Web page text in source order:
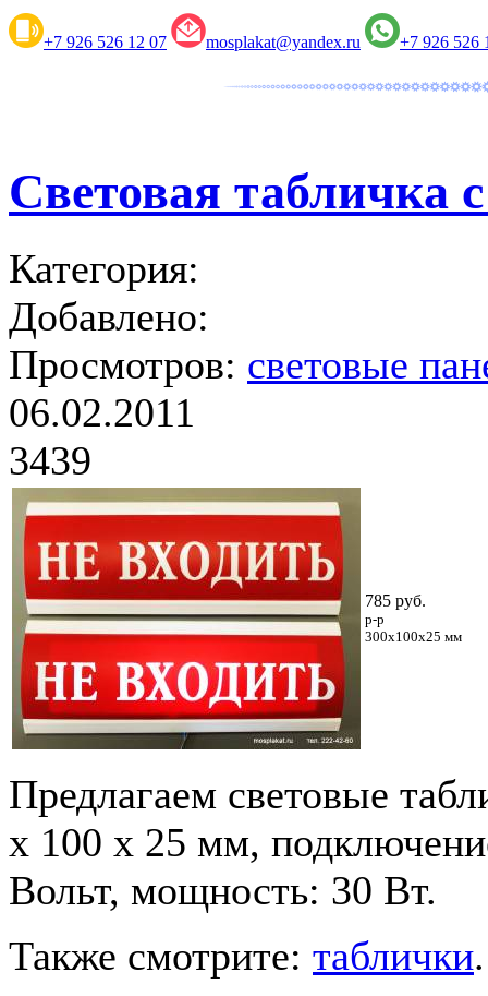
+7 926 526 12 07 mosplakat@yandex.ru +7 926 526
Световая табличка
Категория:
Добавлено:
Просмотров: световые
06.02.2011
3439
785 руб.
р-р
300x100x25 мм
Предлагаем световые
x 100 x 25 мм,
Вольт, мощность: 30 Вт.
Также смотрите: таблички.